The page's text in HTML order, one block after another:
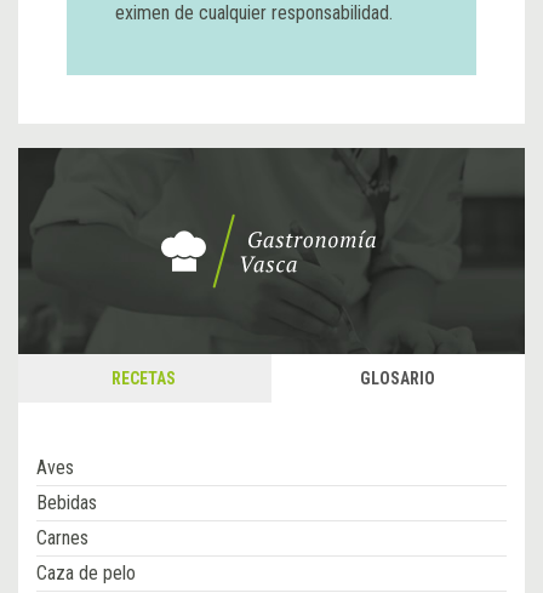
eximen de cualquier responsabilidad.
RECETAS GLOSARIO
Aves
Bebidas
Carnes
Caza de pelo